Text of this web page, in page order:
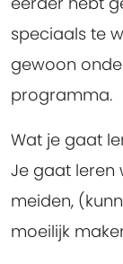
speciaals te
gewoon
programma.
Wat je gaat
Je gaat leren
meiden,
moeilijk